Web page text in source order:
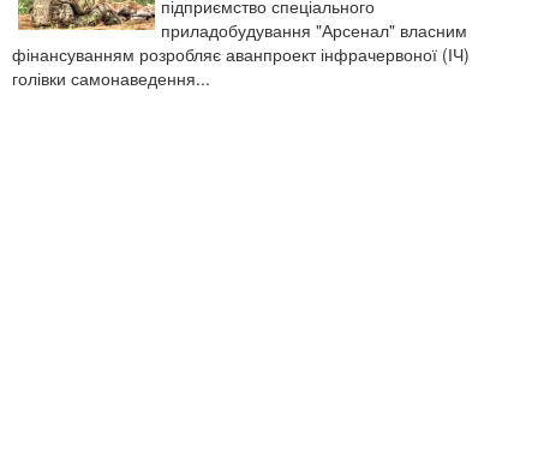
підприємство спеціального
приладобудування "Арсенал" власним
фінансуванням розробляє аванпроект інфрачервоної (ІЧ)
голівки самонаведення...